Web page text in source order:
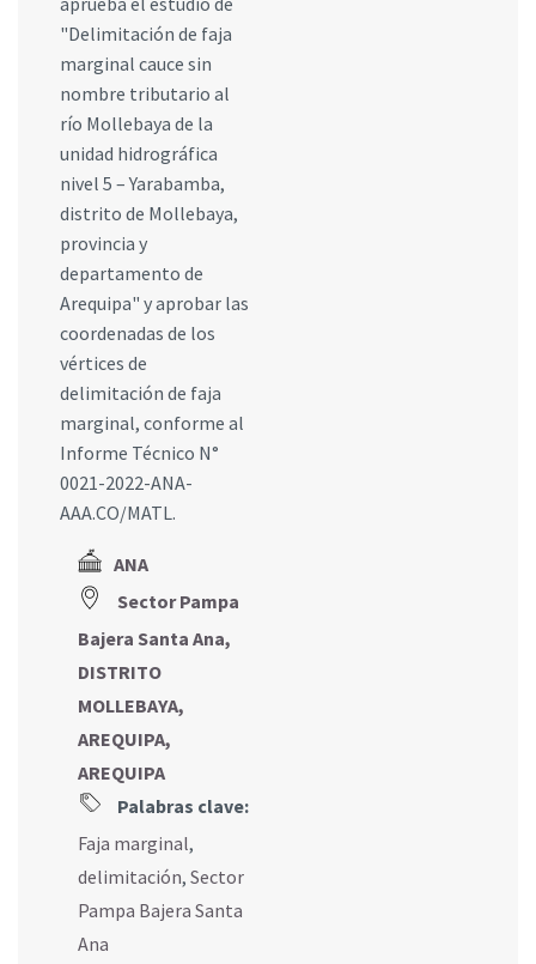
"Delimitación de faja
marginal cauce sin
nombre tributario al
río Mollebaya de la
unidad hidrográfica
nivel 5 – Yarabamba,
distrito de Mollebaya,
provincia y
departamento de
Arequipa" y aprobar las
coordenadas de los
vértices de
delimitación de faja
marginal, conforme al
Informe Técnico N°
0021-2022-ANA-
AAA.CO/MATL.
ANA
Sector Pampa
Bajera Santa Ana,
DISTRITO
MOLLEBAYA,
AREQUIPA,
AREQUIPA
Palabras clave:
Faja marginal,
delimitación, Sector
Pampa Bajera Santa
Ana